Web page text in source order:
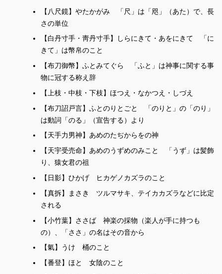
【八尺鏡】やたかがみ 「尺」は「咫」（あた）で、長
さの単位
【白丹寸手・靑丹寸手】しらにきて・あをにきて 「に
きて」は幣帛のこと
【布刀御幣】ふとみてぐら 「ふと」は神事に関する事
物に冠する称え辞
【上枝・中枝・下枝】ほつえ・なかつえ・しづえ
【布刀詔戸言】ふとのりとごと 「のりと」の「のり」
は動詞「のる」（宣告する）より
【天手力男神】あめのたぢからをの神
【天宇受売命】あめのうずめのみこと 「うず」は髪飾
り、猿女君の祖
【日影】ひかげ ヒカゲノカズラのこと
【真拆】まさき ツルマサキ、テイカカズラなどに比定
される
【小竹葉】ささば 神楽の採物（楽人が手に持つも
の）、「ささ」の名はその音から
【氣】うけ 桶のこと
【番登】ほと 女陰のこと